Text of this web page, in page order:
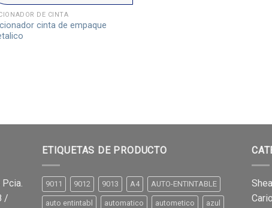
DE CINTA
cinta de empaque
/
ETIQUETAS DE PRODUCTO
9011 9012 9013 A4 AUTO-ENTINTABLE
auto entintabl automatico autometico azul